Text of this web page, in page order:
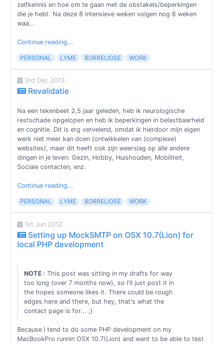
zelfkennis en hoe om te gaan met de obstakels/beperkingen
die je hebt. Na deze 8 intensieve weken volgen nog 8 weken
waa...
Continue reading...
PERSONAL LYME BORRELIOSE WORK
3rd Dec 2013
Revalidatie
Na een tekenbeet 2,5 jaar geleden, heb ik neurologische
restschade opgelopen en heb ik beperkingen in belastbaarheid
en cognitie. Dit is erg vervelend, omdat ik hierdoor mijn eigen
werk niet meer kan doen (ontwikkelen van (complexe)
websites), maar dit heeft ook zijn weerslag op alle andere
dingen in je leven: Gezin, Hobby, Huishouden, Mobiliteit,
Sociale contacten, enz.
Continue reading...
PERSONAL LYME BORRELIOSE WORK
1st Jun 2012
Setting up MockSMTP on OSX 10.7(Lion) for
local PHP development
NOTE : This post was sitting in my drafts for way
too long (over 7 months now), so I'll just post it in
the hopes someone likes it. There could be rough
edges here and there, but hey, that's what the
contact page is for... ;)
Because I tend to do some PHP development on my
MacBookPro runnin OSX 10.7(Lion) and want to be able to test